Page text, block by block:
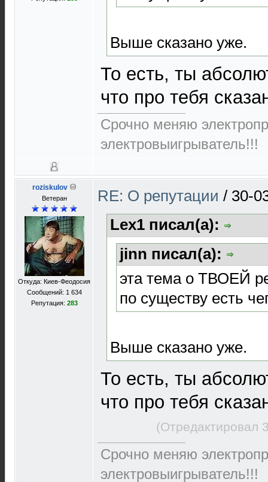
Выше сказано уже.
То есть, ты
что про тебя
Срочно меняю
электровыигрыватель!!!
roziskulov
Ветеран
Откуда: Киев-Феодосия
Сообщений: 1 634
Репутация: 283
RE: О репутации / 30-
Lex1 писал(а):
jinn писал(а):
эта тема о ТВОЕЙ
по существу есть
Выше сказано уже.
То есть, ты
что про тебя
(Отредактировал
Срочно меняю
электровыигрыватель!!!